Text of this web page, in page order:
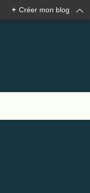
+ Créer mon blog